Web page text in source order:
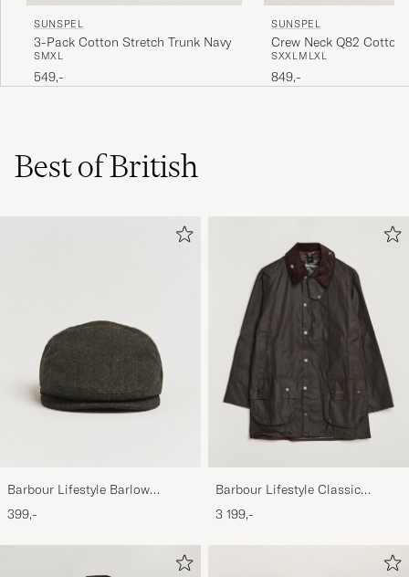
SUNSPEL
3-Pack Cotton Stretch Trunk Navy
SMXL
549,-
SUNSPEL
Crew Neck Q82 Cotton
Undyed
SXXLM LXL
849,-
Best of British
Barbour Lifestyle Barlow
Herringbone Cap Olive
399,-
Barbour Lifestyle Classic
Beaufort Jacket Olive
3 199,-